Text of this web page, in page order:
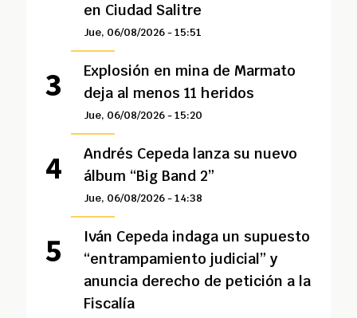
en Ciudad Salitre
Jue, 06/08/2026 - 15:51
Explosión en mina de Marmato
deja al menos 11 heridos
Jue, 06/08/2026 - 15:20
Andrés Cepeda lanza su nuevo
álbum “Big Band 2”
Jue, 06/08/2026 - 14:38
Iván Cepeda indaga un supuesto
“entrampamiento judicial” y
anuncia derecho de petición a la
Fiscalía